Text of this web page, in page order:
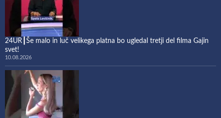
24UR┃Še malo in luč velikega platna bo ugledal tretji del filma Gajin
svet!
10.08.2026